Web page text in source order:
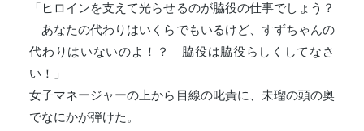
「ヒロインを支えて光らせるのが脇役の仕事でしょう？
あなたの代わりはいくらでもいるけど、すずちゃんの
代わりはいないのよ！？ 脇役は脇役らしくしてなさ
い！」
女子マネージャーの上から目線の叱責に、未瑠の頭の奥
でなにかが弾けた。